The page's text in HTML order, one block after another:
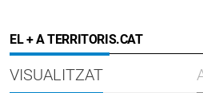
EL + A TERRITORIS.CAT
VISUALITZAT